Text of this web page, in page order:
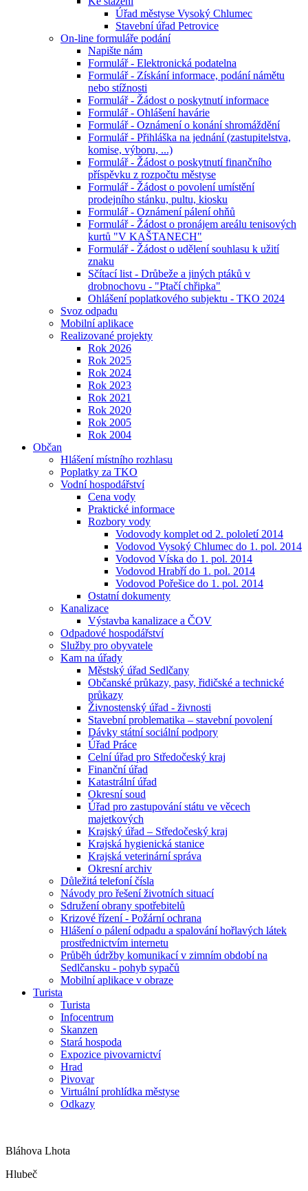
Úřad městyse Vysoký Chlumec
Stavební úřad Petrovice
On-line formuláře podání
Napište nám
Formulář - Elektronická podatelna
Formulář - Získání informace, podání námětu
nebo stížnosti
Formulář - Žádost o poskytnutí informace
Formulář - Ohlášení havárie
Formulář - Oznámení o konání shromáždění
Formulář - Přihláška na jednání (zastupitelstva,
komise, výboru, ...)
Formulář - Žádost o poskytnutí finančního
příspěvku z rozpočtu městyse
Formulář - Žádost o povolení umístění
prodejního stánku, pultu, kiosku
Formulář - Oznámení pálení ohňů
Formulář - Žádost o pronájem areálu tenisových
kurtů "V KAŠTANECH"
Formulář - Žádost o udělení souhlasu k užití
znaku
Sčítací list - Drůbeže a jiných ptáků v
drobnochovu - "Ptačí chřipka"
Ohlášení poplatkového subjektu - TKO 2024
Svoz odpadu
Mobilní aplikace
Realizované projekty
Rok 2026
Rok 2025
Rok 2024
Rok 2023
Rok 2021
Rok 2020
Rok 2005
Rok 2004
Občan
Hlášení místního rozhlasu
Poplatky za TKO
Vodní hospodářství
Cena vody
Praktické informace
Rozbory vody
Vodovody komplet od 2. pololetí 2014
Vodovod Vysoký Chlumec do 1. pol. 2014
Vodovod Víska do 1. pol. 2014
Vodovod Hrabří do 1. pol. 2014
Vodovod Pořešice do 1. pol. 2014
Ostatní dokumenty
Kanalizace
Výstavba kanalizace a ČOV
Odpadové hospodářství
Služby pro obyvatele
Kam na úřady
Městský úřad Sedlčany
Občanské průkazy, pasy, řidičské a technické
průkazy
Živnostenský úřad - živnosti
Stavební problematika – stavební povolení
Dávky státní sociální podpory
Úřad Práce
Celní úřad pro Středočeský kraj
Finanční úřad
Katastrální úřad
Okresní soud
Úřad pro zastupování státu ve věcech
majetkových
Krajský úřad – Středočeský kraj
Krajská hygienická stanice
Krajská veterinární správa
Okresní archiv
Důležitá telefoní čísla
Návody pro řešení životních situací
Sdružení obrany spotřebitelů
Krizové řízení - Požární ochrana
Hlášení o pálení odpadu a spalování hořlavých látek
prostřednictvím internetu
Průběh údržby komunikací v zimním období na
Sedlčansku - pohyb sypačů
Mobilní aplikace v obraze
Turista
Turista
Infocentrum
Skanzen
Stará hospoda
Expozice pivovarnictví
Hrad
Pivovar
Virtuální prohlídka městyse
Odkazy
Bláhova Lhota
Hlubeč